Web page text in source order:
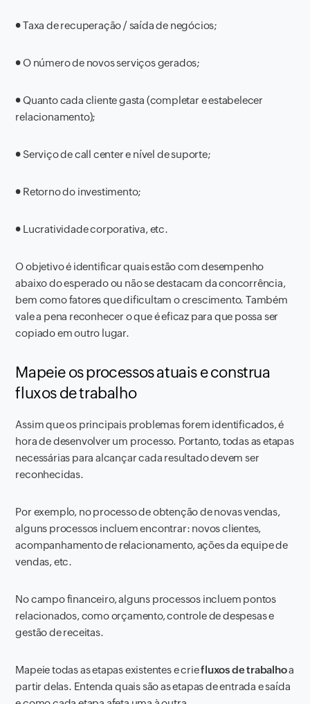
●Taxa de recuperação / saída de negócios;
●O número de novos serviços gerados;
●Quanto cada cliente gasta (completar e estabelecer
relacionamento);
● Serviço de call center e nível de suporte;
● Retorno do investimento;
● Lucratividade corporativa, etc.
O objetivo é identificar quais estão com desempenho
abaixo do esperado ou não se destacam da concorrência,
bem como fatores que dificultam o crescimento. Também
vale a pena reconhecer o que é eficaz para que possa ser
copiado em outro lugar.
Mapeie os processos atuais e construa
fluxos de trabalho
Assim que os principais problemas forem identificados, é
hora de desenvolver um processo. Portanto, todas as etapas
necessárias para alcançar cada resultado devem ser
reconhecidas.
Por exemplo, no processo de obtenção de novas vendas,
alguns processos incluem encontrar: novos clientes,
acompanhamento de relacionamento, ações da equipe de
vendas, etc.
No campo financeiro, alguns processos incluem pontos
relacionados, como orçamento, controle de despesas e
gestão de receitas.
Mapeie todas as etapas existentes e criefluxos de trabalhoa
partir delas. Entenda quais são as etapas de entrada e saída